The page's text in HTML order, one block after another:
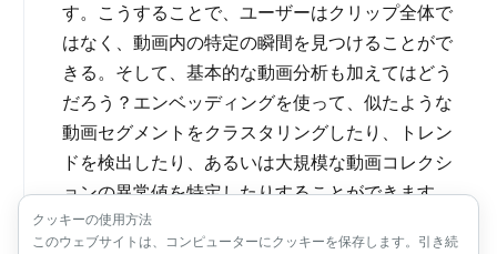
す。こうすることで、ユーザーはクリップ全体で
はなく、動画内の特定の瞬間を見つけることがで
きる。そして、基本的な動画分析も加えてはどう
だろう？エンベッディングを使って、似たような
動画セグメントをクラスタリングしたり、トレン
ドを検出したり、あるいは大規模な動画コレクシ
ョンの異常値を特定したりすることができます。
クッキーの使用方法
このウェブサイトは、コンピューターにクッキーを保存します。引き続